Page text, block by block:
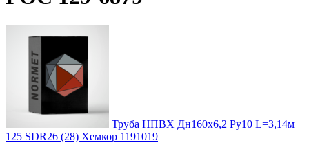
Труба НПВХ Дн160х6,2 Ру10 L=3,14м
125 SDR26 (28) Хемкор 1191019